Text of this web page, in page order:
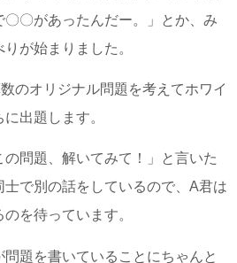
〇〇があったんだー。」とか、み
が始まりました。
のオリジナル問題を考えてホワイ
出題します。
問題、解いてみて！」と言いた
で別の話をしているので、A君は
を待っています。
題を書いていることにちゃんと